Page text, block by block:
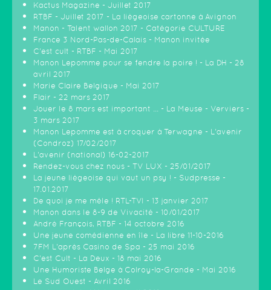
Kactus Magazine - Juillet 2017
RTBF - Juillet 2017 - La liègeoise cartonne à Avignon
Manon - Talent wallon 2017 - Catégorie CULTURE
France 3 Nord-Pas-de-Calais - Manon invitée
C'est cult - RTBF - Mai 2017
Manon Lepomme pour se fendre la poire ! - La DH - 28
avril 2017
Marie Claire Belgique - Mai 2017
Flair - 22 mars 2017
Jouer le 8 mars est important ... - La Meuse - Verviers -
3 mars 2017
Manon Lepomme est à croquer à Terwagne - L'avenir
(Condroz) 17/02/2017
L'avenir (national) 16-02-2017
Rendez-vous chez nous - TV LUX - 25/01/2017
La jeune liégeoise qui vaut un psy ! - Sudpresse -
17.01.2017
De quoi je me mêle ! RTL-TVI - 13 janvier 2017
Manon dans le 8-9 de Vivacité - 10/01/2017
André François, RTBF - 14 octobre 2016
Une jeune comédienne en île - La libre 11-10-2016
7FM L'après Casino de Spa - 25 mai 2016
C'est Cult - La Deux - 18 mai 2016
Une Humoriste Belge à Colroy-la-Grande - Mai 2016
Le Sud Ouest - Avril 2016